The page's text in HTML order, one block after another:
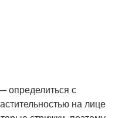
с
на лице